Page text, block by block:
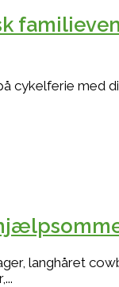
cykelferie med
langhåret